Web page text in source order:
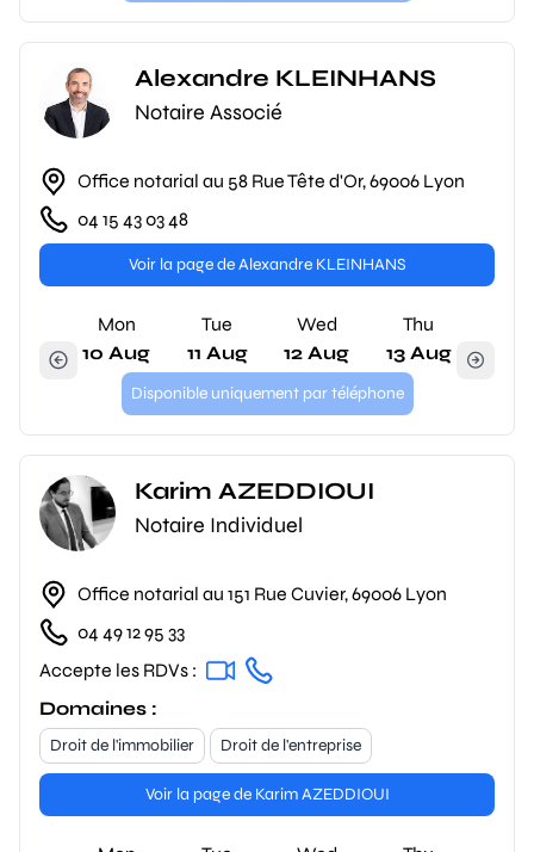
Alexandre KLEINHANS
Notaire Associé
Office notarial au 58 Rue Tête d'Or, 69006 Lyon
04 15 43 03 48
Voir la page de Alexandre KLEINHANS
Mon
10 Aug
Tue
11 Aug
Wed
12 Aug
Thu
13 Aug
Disponible uniquement par téléphone
Karim AZEDDIOUI
Notaire Individuel
Office notarial au 151 Rue Cuvier, 69006 Lyon
04 49 12 95 33
Accepte les RDVs :
Domaines :
Droit de l'immobilier Droit de l'entreprise
Voir la page de Karim AZEDDIOUI